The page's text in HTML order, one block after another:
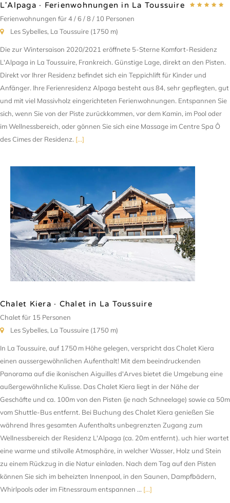
L'Alpaga · Ferienwohnungen in La Toussuire
Ferienwohnungen für 4 / 6 / 8 / 10 Personen
Les Sybelles, La Toussuire (1750 m)
Die zur Wintersaison 2020/2021 eröffnete 5-Sterne Komfort-Residenz
L'Alpaga in La Toussuire, Frankreich. Günstige Lage, direkt an den Pisten.
Direkt vor Ihrer Residenz befindet sich ein Teppichlift für Kinder und
Anfänger. Ihre Ferienresidenz Alpaga besteht aus 84, sehr gepflegten, gut
und mit viel Massivholz eingerichteten Ferienwohnungen. Entspannen Sie
sich, wenn Sie von der Piste zurückkommen, vor dem Kamin, im Pool oder
im Wellnessbereich, oder gönnen Sie sich eine Massage im Centre Spa Ô
des Cimes der Residenz. [...]
Chalet Kiera · Chalet in La Toussuire
Chalet für 15 Personen
Les Sybelles, La Toussuire (1750 m)
In La Toussuire, auf 1750 m Höhe gelegen, verspricht das Chalet Kiera
einen aussergewöhnlichen Aufenthalt! Mit dem beeindruckenden
Panorama auf die ikonischen Aiguilles d'Arves bietet die Umgebung eine
außergewöhnliche Kulisse. Das Chalet Kiera liegt in der Nähe der
Geschäfte und ca. 100m von den Pisten (je nach Schneelage) sowie ca 50m
vom Shuttle-Bus entfernt. Bei Buchung des Chalet Kiera genießen Sie
während Ihres gesamten Aufenthalts unbegrenzten Zugang zum
Wellnessbereich der Residenz L'Alpaga (ca. 20m entfernt). uch hier wartet
eine warme und stilvolle Atmosphäre, in welcher Wasser, Holz und Stein
zu einem Rückzug in die Natur einladen. Nach dem Tag auf den Pisten
können Sie sich im beheizten Innenpool, in den Saunen, Dampfbädern,
Whirlpools oder im Fitnessraum entspannen … [...]